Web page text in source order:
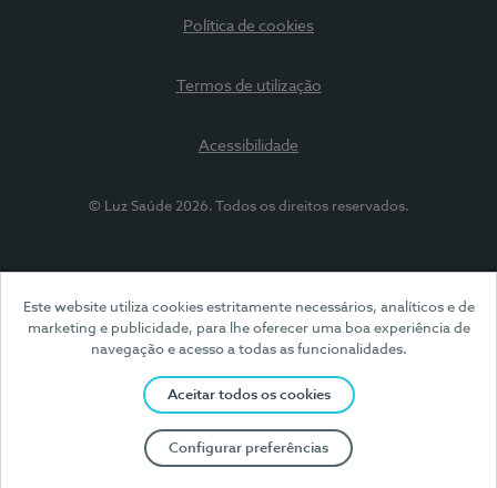
Este website utiliza cookies estritamente necessários, analíticos e de
marketing e publicidade, para lhe oferecer uma boa experiência de
navegação e acesso a todas as funcionalidades.
Aceitar todos os cookies
Configurar preferências
Política de cookies
Termos de utilização
Acessibilidade
© Luz Saúde 2026. Todos os direitos reservados.